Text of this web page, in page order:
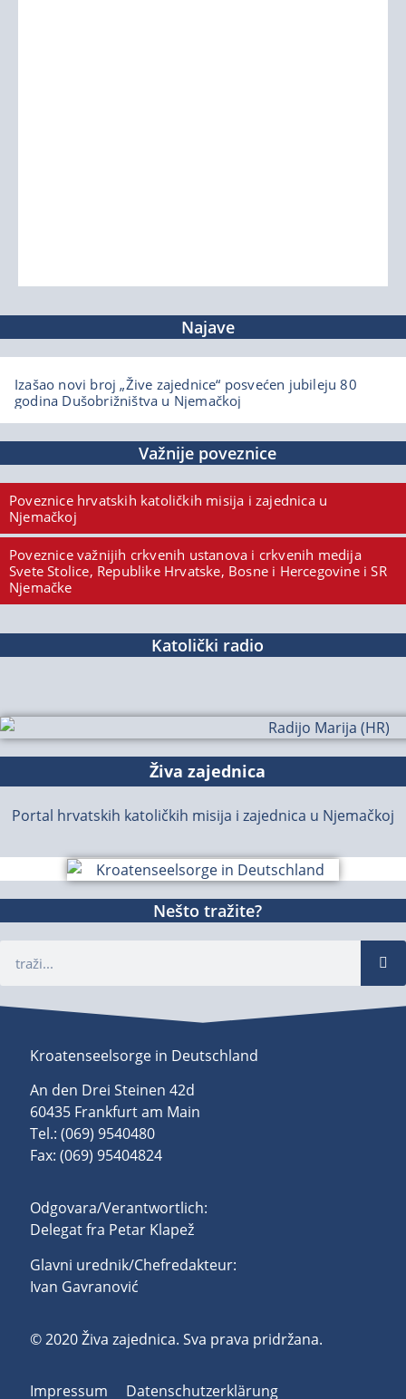
Najave
Izašao novi broj „Žive zajednice“ posvećen jubileju 80
godina Dušobrižništva u Njemačkoj
Važnije poveznice
Poveznice hrvatskih katoličkih misija i zajednica u
Njemačkoj
Poveznice važnijih crkvenih ustanova i crkvenih medija
Svete Stolice, Republike Hrvatske, Bosne i Hercegovine i SR
Njemačke
Katolički radio
Živa zajednica
Portal hrvatskih katoličkih misija i zajednica u Njemačkoj
Nešto tražite?
Kroatenseelsorge in Deutschland
An den Drei Steinen 42d
60435 Frankfurt am Main
Tel.: (069) 9540480
Fax: (069) 95404824
Odgovara/Verantwortlich:
Delegat fra Petar Klapež
Glavni urednik/Chefredakteur:
Ivan Gavranović
© 2020 Živa zajednica. Sva prava pridržana.
Impressum
Datenschutzerklärung